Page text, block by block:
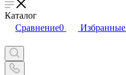
Каталог
Сравнение0